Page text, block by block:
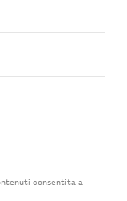
consentita a